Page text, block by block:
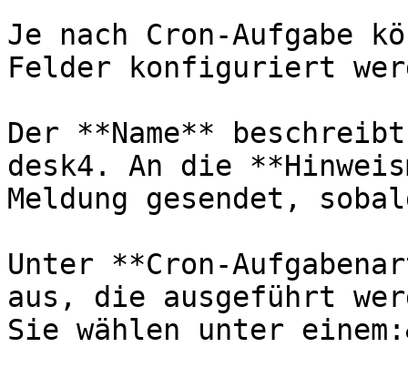
Je nach Cron-Aufgabe
Felder konfiguriert
Der **Name**
desk4. An die
Meldung gesendet,
Unter **Cron-
aus, die ausgeführt
Sie wählen unter